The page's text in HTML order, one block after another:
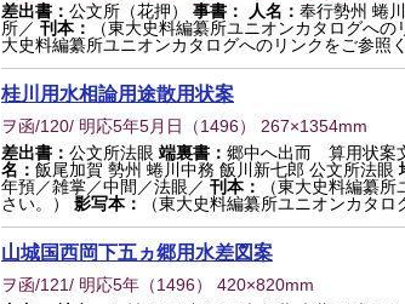
差出書： 公文所（花押） 事書： 人名： 奉行勢州 蜷
所／ 刊本： （東大史料編纂所ユニオンカタログへの
大史料編纂所ユニオンカタログへのリンクをご参照
桂川用水相論用途散用状案
ヲ函/120/ 明応5年5月日 （1496） 267×1354mm
差出書： 公文所法眼 端裏書： 郷中へ出而 算用状案
名： 飯尾加賀 勢州 蜷川中務 飯川新七郎 公文所法眼
年預／雑掌／中間／法眼／ 刊本：
（東大史料編纂
さい。）
影写本： （東大史料編纂所ユニオンカタ
山城国西岡下五ヵ郷用水差図案
ヲ函/121/ 明応5年 （1496） 420×820mm